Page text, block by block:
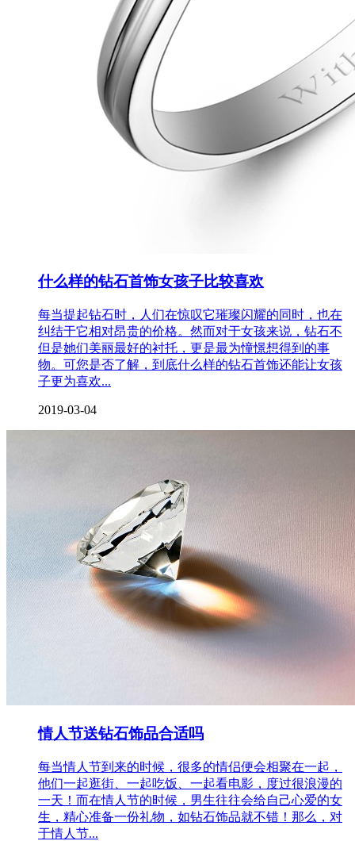
什么样的钻石首饰女孩子比较喜欢
每当提起钻石时，人们在惊叹它璀璨闪耀的同时，也在
纠结于它相对昂贵的价格。然而对于女孩来说，钻石不
但是她们美丽最好的衬托，更是最为憧憬想得到的事
物。可您是否了解，到底什么样的钻石首饰还能让女孩
子更为喜欢...
2019-03-04
情人节送钻石饰品合适吗
每当情人节到来的时候，很多的情侣便会相聚在一起，
他们一起逛街、一起吃饭、一起看电影，度过很浪漫的
一天！而在情人节的时候，男生往往会给自己心爱的女
生，精心准备一份礼物，如钻石饰品就不错！那么，对
于情人节...